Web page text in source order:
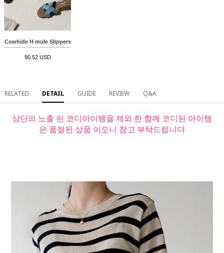
Cowhide H mule Slippers
90.52 USD
RELATED DETAIL GUIDE REVIEW Q&A
상단의 노출 된 코디아이템을 제외 한 함께 코디된 아이템
은 품절된 상품 이오니 참고 부탁드립니다